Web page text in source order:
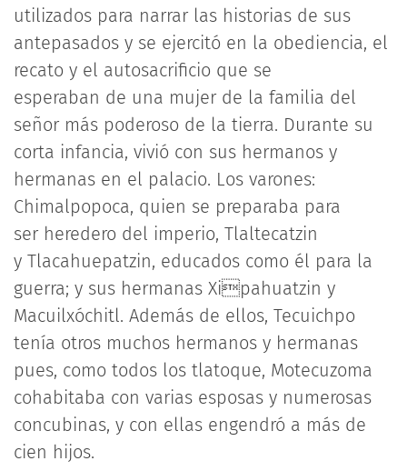
utilizados para narrar las historias de sus
antepasados y se ejercitó en la obediencia, el
recato y el autosacrificio que se
esperaban de una mujer de la familia del
señor más poderoso de la tierra. Durante su
corta infancia, vivió con sus hermanos y
hermanas en el palacio. Los varones:
Chimalpopoca, quien se preparaba para
ser heredero del imperio, Tlaltecatzin
y Tlacahuepatzin, educados como él para la
guerra; y sus hermanas Xipahuatzin y
Macuilxóchitl. Además de ellos, Tecuichpo
tenía otros muchos hermanos y hermanas
pues, como todos los tlatoque, Motecuzoma
cohabitaba con varias esposas y numerosas
concubinas, y con ellas engendró a más de
cien hijos.